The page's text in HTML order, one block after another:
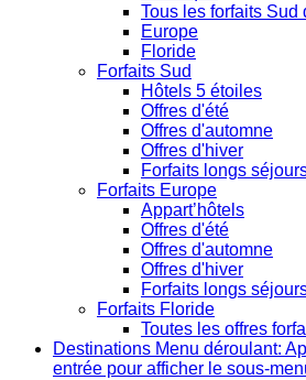
Tous les forfaits Sud
Europe
Floride
Forfaits Sud
Hôtels 5 étoiles
Offres d'été
Offres d'automne
Offres d'hiver
Forfaits longs
Forfaits Europe
Appart’hôtels
Offres d'été
Offres d'automne
Offres d'hiver
Forfaits longs
Forfaits Floride
Toutes les offres
Destinations Menu déroulant:
entrée pour afficher le sous-